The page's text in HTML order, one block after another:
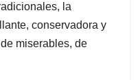
la
conservadora y
miserables, de